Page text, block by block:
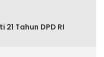
Tahun DPD RI